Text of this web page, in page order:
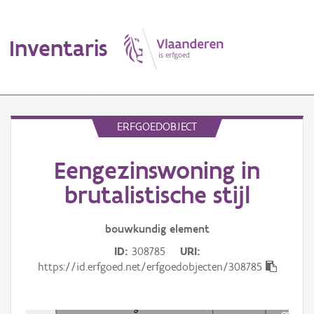
Inventaris
Erfgoedobject
Aanduidingsobject
ERFGOEDOBJECT
Eengezinswoning in
brutalistische stijl
bouwkundig element
ID 308785
URI
https://id.erfgoed.net/erfgoedobjecten/308785